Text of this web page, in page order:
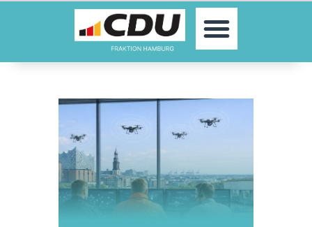
MOIN!
THEMEN
KONTAKT
PRESSE